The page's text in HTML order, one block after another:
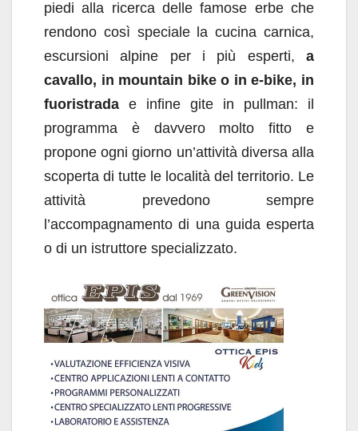
piedi alla ricerca delle famose erbe che
rendono così speciale la cucina carnica,
escursioni alpine per i più esperti, a
cavallo, in mountain bike o in e-bike, in
fuoristrada e infine gite in pullman: il
programma è davvero molto fitto e
propone ogni giorno un’attività diversa alla
scoperta di tutte le località del territorio. Le
attività prevedono sempre
l’accompagnamento di una guida esperta
o di un istruttore specializzato.